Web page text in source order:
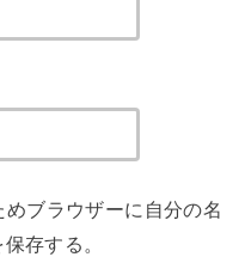
ブラウザーに自分の名
存する。